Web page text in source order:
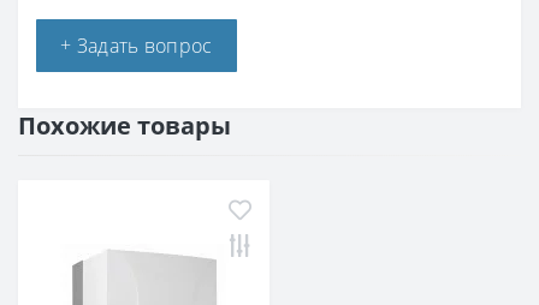
+ Задать вопрос
Похожие товары